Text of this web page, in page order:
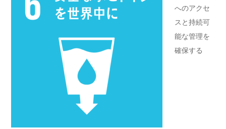
へのアクセ
スと持続可
能な管理を
確保する